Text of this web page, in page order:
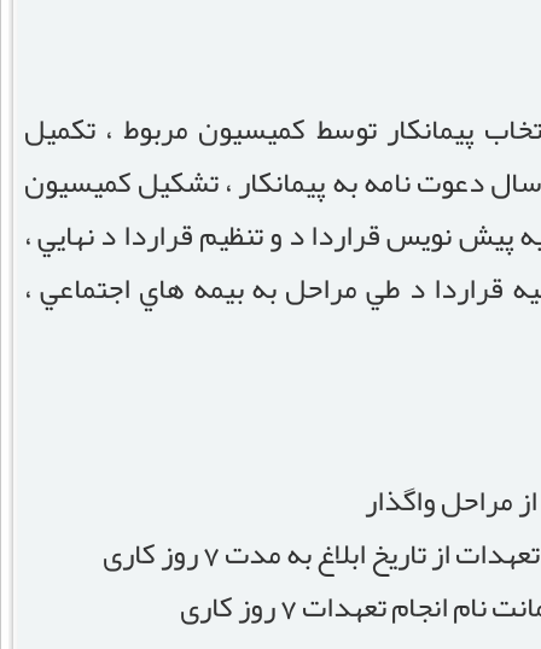
پيمانکار توسط کميسيون مربوط ، تکميل
دعوت نامه به پيمانکار ، تشکيل کميسيون
پيش نويس قراردا د و تنظيم قراردا د نهايي ،
قراردا د طي مراحل به بيمه هاي اجتماعي ،
مراحل واگذار
تاریخ ابلاغ به مدت 7 روز کاری
تعهدات 7 روز کاری